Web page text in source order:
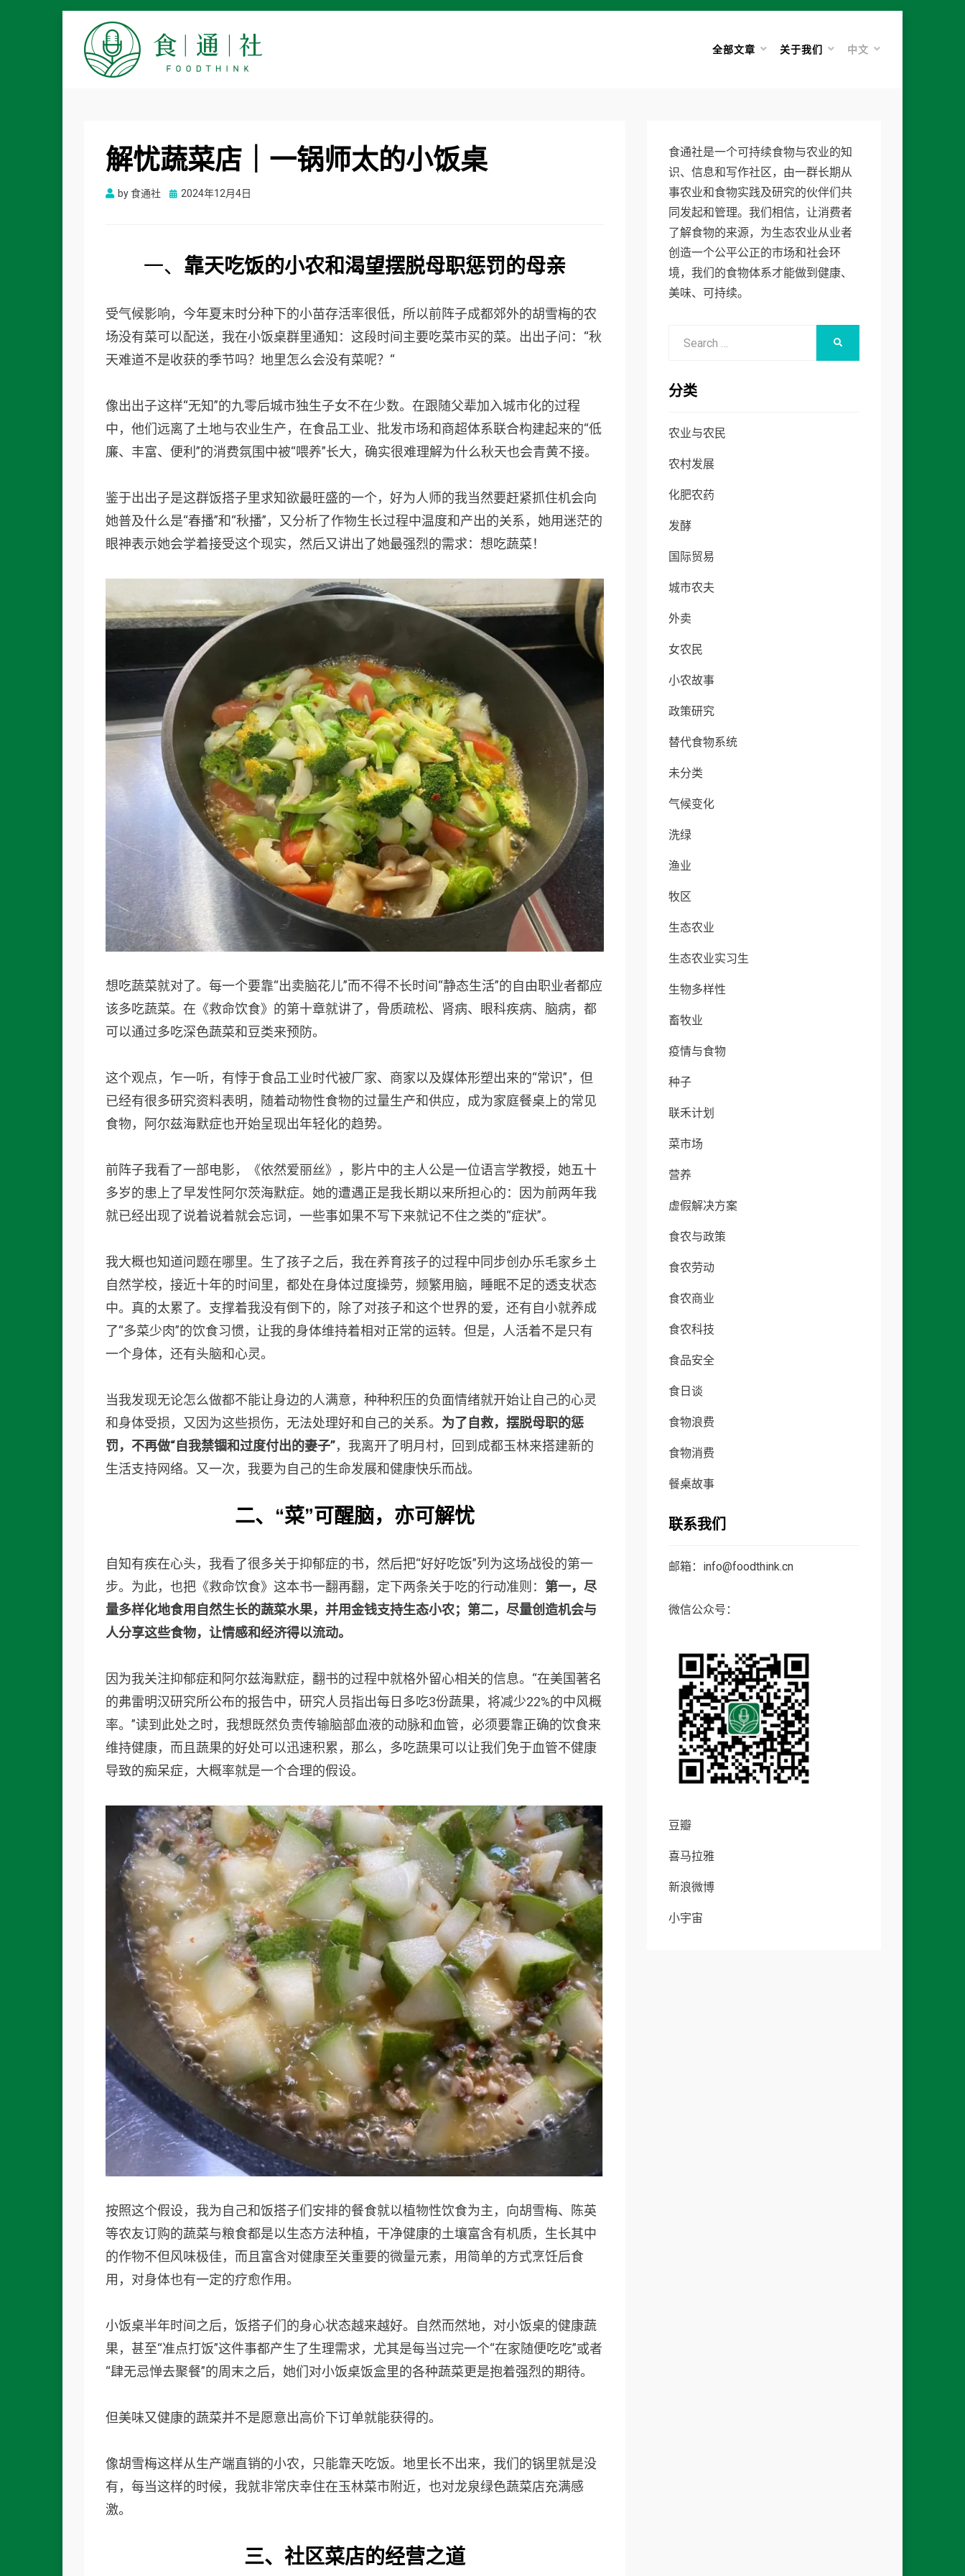
全部文章 关于我们 中文
解忧蔬菜店｜一锅师太的小饭桌
by食通社
Posted
2024年12月4日
一、 靠天吃饭的小农和渴望摆脱母职惩罚的母亲
受气候影响，今年夏末时分种下的小苗存活率很低，所以前阵子成都郊外的胡雪梅的农
场没有菜可以配送，我在小饭桌群里通知：这段时间主要吃菜市买的菜。出出子问：“秋
天难道不是收获的季节吗？地里怎么会没有菜呢？“
像出出子这样“无知”的九零后城市独生子女不在少数。在跟随父辈加入城市化的过程
中，他们远离了土地与农业生产，在食品工业、批发市场和商超体系联合构建起来的“低
廉、丰富、便利”的消费氛围中被“喂养”长大，确实很难理解为什么秋天也会青黄不接。
鉴于出出子是这群饭搭子里求知欲最旺盛的一个，好为人师的我当然要赶紧抓住机会向
她普及什么是“春播”和“秋播”，又分析了作物生长过程中温度和产出的关系，她用迷茫的
眼神表示她会学着接受这个现实，然后又讲出了她最强烈的需求：想吃蔬菜！
想吃蔬菜就对了。每一个要靠“出卖脑花儿”而不得不长时间“静态生活”的自由职业者都应
该多吃蔬菜。在《救命饮食》的第十章就讲了，骨质疏松、肾病、眼科疾病、脑病，都
可以通过多吃深色蔬菜和豆类来预防。
这个观点，乍一听，有悖于食品工业时代被厂家、商家以及媒体形塑出来的“常识”，但
已经有很多研究资料表明，随着动物性食物的过量生产和供应，成为家庭餐桌上的常见
食物，阿尔兹海默症也开始呈现出年轻化的趋势。
前阵子我看了一部电影， 《依然爱丽丝》 ，影片中的主人公是一位语言学教授，她五十
多岁的患上了早发性阿尔茨海默症。她的遭遇正是我长期以来所担心的：因为前两年我
就已经出现了说着说着就会忘词，一些事如果不写下来就记不住之类的“症状”。
我大概也知道问题在哪里。生了孩子之后，我在养育孩子的过程中同步创办乐毛家乡土
自然学校，接近十年的时间里，都处在身体过度操劳，频繁用脑，睡眠不足的透支状态
中。真的太累了。支撑着我没有倒下的，除了对孩子和这个世界的爱，还有自小就养成
了“多菜少肉”的饮食习惯，让我的身体维持着相对正常的运转。但是，人活着不是只有
一个身体，还有头脑和心灵。
当我发现无论怎么做都不能让身边的人满意，种种积压的负面情绪就开始让自己的心灵
和身体受损，又因为这些损伤，无法处理好和自己的关系。 为了自救，摆脱母职的惩
罚，不再做“自我禁锢和过度付出的妻子”，我离开了明月村，回到成都玉林来搭建新的
生活支持网络。又一次，我要为自己的生命发展和健康快乐而战。
二、 “菜”可醒脑，亦可解忧
自知有疾在心头，我看了很多关于抑郁症的书，然后把“好好吃饭”列为这场战役的第一
步。为此，也把《救命饮食》这本书一翻再翻，定下两条关于吃的行动准则： 第一，尽
量多样化地食用自然生长的蔬菜水果，并用金钱支持生态小农；第二，尽量创造机会与
人分享这些食物，让情感和经济得以流动。
因为我关注抑郁症和阿尔兹海默症，翻书的过程中就格外留心相关的信息。“在美国著名
的弗雷明汉研究所公布的报告中，研究人员指出每日多吃3份蔬果，将减少22%的中风概
率。”读到此处之时，我想既然负责传输脑部血液的动脉和血管，必须要靠正确的饮食来
维持健康，而且蔬果的好处可以迅速积累，那么，多吃蔬果可以让我们免于血管不健康
导致的痴呆症，大概率就是一个合理的假设。
按照这个假设，我为自己和饭搭子们安排的餐食就以植物性饮食为主，向胡雪梅、陈英
等农友订购的蔬菜与粮食都是以生态方法种植，干净健康的土壤富含有机质，生长其中
的作物不但风味极佳，而且富含对健康至关重要的微量元素，用简单的方式烹饪后食
用，对身体也有一定的疗愈作用。
小饭桌半年时间之后，饭搭子们的身心状态越来越好。自然而然地，对小饭桌的健康蔬
果，甚至“准点打饭”这件事都产生了生理需求，尤其是每当过完一个“在家随便吃吃”或者
“肆无忌惮去聚餐”的周末之后，她们对小饭桌饭盒里的各种蔬菜更是抱着强烈的期待。
但美味又健康的蔬菜并不是愿意出高价下订单就能获得的。
像胡雪梅这样从生产端直销的小农，只能靠天吃饭。地里长不出来，我们的锅里就是没
有，每当这样的时候，我就非常庆幸住在玉林菜市附近，也对龙泉绿色蔬菜店充满感
激。
三、 社区菜店的经营之道
食通社是一个可持续食物与农业的知
识、信息和写作社区，由一群长期从
事农业和食物实践及研究的伙伴们共
同发起和管理。我们相信，让消费者
了解食物的来源，为生态农业从业者
创造一个公平公正的市场和社会环
境，我们的食物体系才能做到健康、
美味、可持续。
分类
农业与农民
农村发展
化肥农药
发酵
国际贸易
城市农夫
外卖
女农民
小农故事
政策研究
替代食物系统
未分类
气候变化
洗绿
渔业
牧区
生态农业
生态农业实习生
生物多样性
畜牧业
疫情与食物
种子
联禾计划
菜市场
营养
虚假解决方案
食农与政策
食农劳动
食农商业
食农科技
食品安全
食日谈
食物浪费
食物消费
餐桌故事
联系我们
邮箱：info@foodthink.cn
微信公众号：
豆瓣
喜马拉雅
新浪微博
小宇宙